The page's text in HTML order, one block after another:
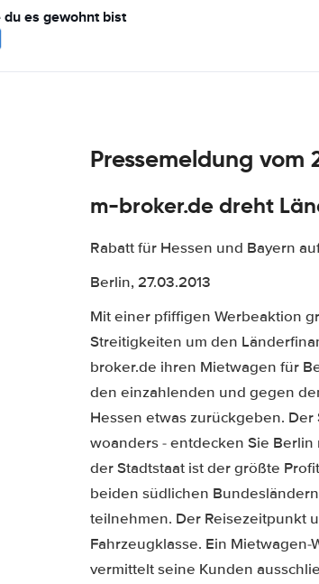
es gewohnt bist
Pressemeldung vom
m-broker.de dreht
Rabatt für Hessen und Bayern
Berlin, 27.03.2013
Mit einer pfiffigen Werbeaktion
Streitigkeiten um den
broker.de ihren Mietwagen für
den einzahlenden und gegen
Hessen etwas zurückgeben.
woanders - entdecken Sie
der Stadtstaat ist der größte
beiden südlichen
teilnehmen. Der Reisezeitpunkt
Fahrzeugklasse. Ein
vermittelt seine Kunden